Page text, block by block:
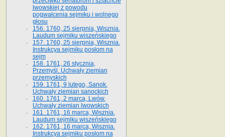
lwowskiej z po­wodu
pogwałcenia sejmiku i wolnego
głosu
156. 1760, 25 sierpnia, Wisznia.
Laudum sejmiku wiszeńskiego
157. 1760, 25 sierpnia, Wisznia.
Instrukcya sejmiku posłom na
sejm
158. 1761, 26 stycznia,
Przemyśl. Uchwały ziemian
przemyskich
159. 1761, 9 lutego, Sanok.
Uchwały ziemian sanockich
160. 1761, 2 marca, Lwów.
Uchwały ziemian lwowskich
161. 1761, 16 marca, Wisznia.
Laudum sejmiku wiszeńskiego
162. 1761, 16 marca, Wisznia.
Instrukcya sejmiku posłom na